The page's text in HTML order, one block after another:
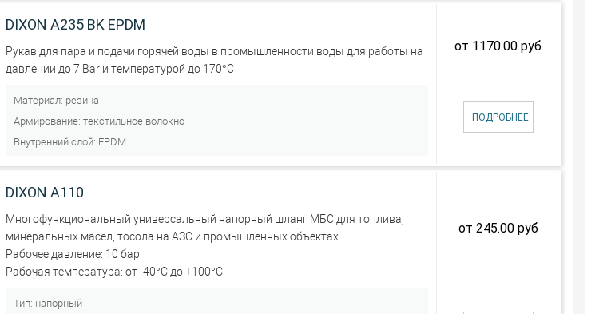
DIXON А235 BK EPDM
Рукав для пара и подачи горячей воды в промышленности воды для работы на
давлении до 7 Bar и температурой до 170°C
Материал: резина
Армирование:текстильное волокно
Внутренний слой: EPDM
от 1170.00 руб
ПОДРОБНЕЕ
DIXON А110
Многофункциональный универсальный напорный шланг МБС для топлива,
минеральных масел, тосола на АЗС и промышленных объектах.
Рабочее давление: 10 бар
Рабочая температура: от -40°С до +100°С
Тип: напорный
от 245.00 руб